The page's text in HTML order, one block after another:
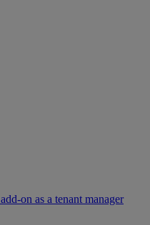
on as a tenant manager